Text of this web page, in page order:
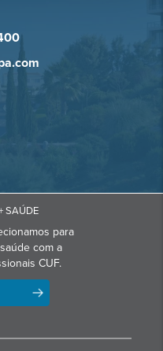
SAÚDE
para
com a
CUF.